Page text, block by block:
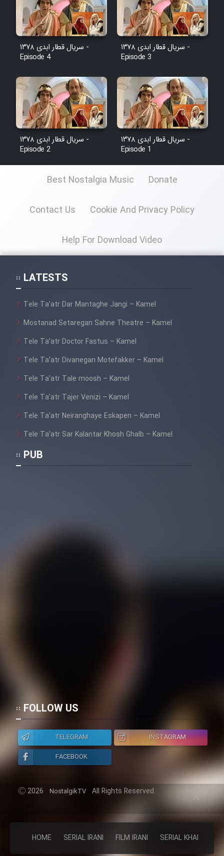
HOME SERIAL IRANI FILM IRANI SERIAL KHAREJI
سریال قطار ابدی ۱۳۷۸ -
Episode 4
سریال قطار ابدی ۱۳۷۸ -
Episode 3
سریال قطار ابدی ۱۳۷۸ -
Episode 2
سریال قطار ابدی ۱۳۷۸ -
Episode 1
Best Nostalgia Music Donate
Contact Us Cookie And Privacy Policy
Help For Download Video
LATESTS
Tele Ta’atr Dar Mantaghe Jangi – Kamel
Mostanad Setaregan Sahne Theatre – Kamel
Tele Ta’atr Doctor Fastus – Kamel
Tele Ta’atr Divanegan Motefakker – Kamel
Tele Ta’atr Tale moosh – Kamel
Tele Ta’atr Tajer Venizi – Kamel
Tele Ta’atr Neiranghaye Eskapen – Kamel
Tele Ta’atr Sar Kalantar Khosh Ghalb – Kamel
PUB
FOLLOW US
TELEGRAM
INSTAGRAM
FACEBOOK
2026 NostalgikTV All Rights Reserved.